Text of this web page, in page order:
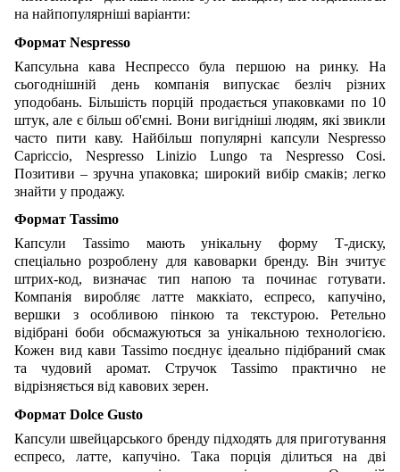
на найпопулярніші варіанти:
Формат Nespresso
Капсульна кава Неспрессо була першою на ринку. На
сьогоднішній день компанія випускає безліч різних
уподобань. Більшість порцій продається упаковками по 10
штук, але є більш об'ємні. Вони вигідніші людям, які звикли
часто пити каву. Найбільш популярні капсули Nespresso
Capriccio, Nespresso Linizio Lungo та Nespresso Cosi.
Позитиви – зручна упаковка; широкий вибір смаків; легко
знайти у продажу.
Формат Tassimo
Капсули Tassimo мають унікальну форму Т-диску,
спеціально розроблену для кавоварки бренду. Він зчитує
штрих-код, визначає тип напою та починає готувати.
Компанія виробляє латте маккіато, еспресо, капучіно,
вершки з особливою пінкою та текстурою. Ретельно
відібрані боби обсмажуються за унікальною технологією.
Кожен вид кави Tassimo поєднує ідеально підібраний смак
та чудовий аромат. Стручок Tassimo практично не
відрізняється від кавових зерен.
Формат Dolce Gusto
Капсули швейцарського бренду підходять для приготування
еспресо, латте, капучіно. Така порція ділиться на дві